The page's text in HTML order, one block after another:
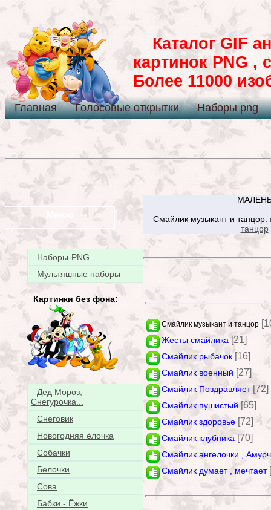
Каталог GIF
картинок PNG ,
Более 11000
Главная Голосовые открытки Наборы png
Наборы-PNG
Мультяшные наборы
Картинки без фона:
Дед Мороз,
Снегурочка...
Снеговик
Новогодняя ёлочка
Собачки
Белочки
Сова
Бабки - Ёжки
Смайлик музыкант и танцор:
танцор
Смайлик музыкант и танцор
Жесты смайлика [21]
Смайлик рыбачок [16]
Смайлик военный [27]
Смайлик Поздравляет [72]
Смайлик пушистый [65]
Смайлик здоровье [72]
Смайлик клубника [70]
Смайлик ангелочки ,
Смайлик думает , мечтает